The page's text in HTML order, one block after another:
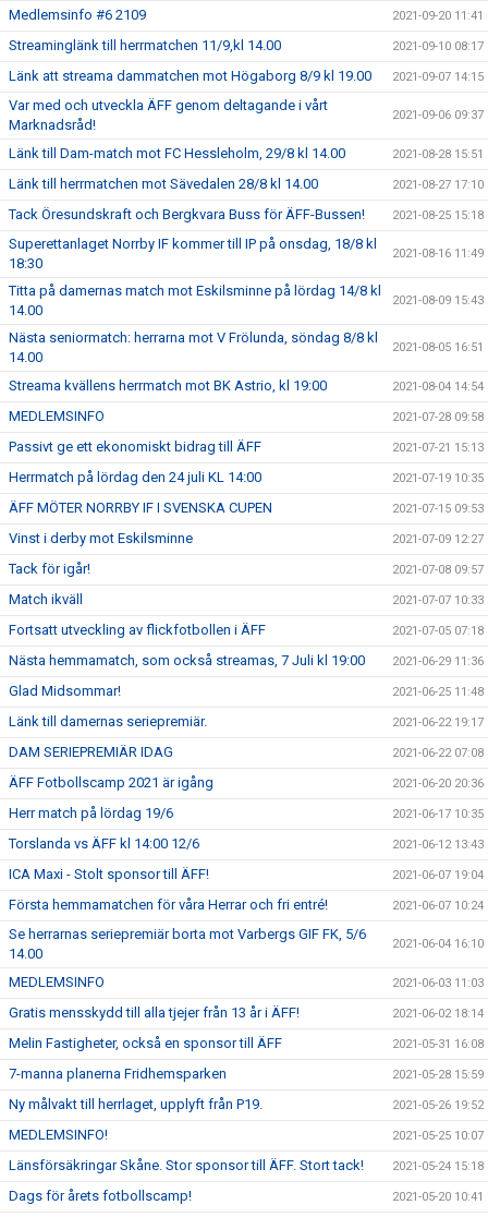
Medlemsinfo #6 2109 2021-09-20 11:41
Streaminglänk till herrmatchen 11/9,kl 14.00 2021-09-10 08:17
Länk att streama dammatchen mot Högaborg 8/9 kl 19.00 2021-09-07 14:15
Var med och utveckla ÄFF genom deltagande i vårt
Marknadsråd!
2021-09-06 09:37
Länk till Dam-match mot FC Hessleholm, 29/8 kl 14.00 2021-08-28 15:51
Länk till herrmatchen mot Sävedalen 28/8 kl 14.00 2021-08-27 17:10
Tack Öresundskraft och Bergkvara Buss för ÄFF-Bussen! 2021-08-25 15:18
Superettanlaget Norrby IF kommer till IP på onsdag, 18/8 kl
18:30
2021-08-16 11:49
Titta på damernas match mot Eskilsminne på lördag 14/8 kl
14.00
2021-08-09 15:43
Nästa seniormatch: herrarna mot V Frölunda, söndag 8/8 kl
14.00
2021-08-05 16:51
Streama kvällens herrmatch mot BK Astrio, kl 19:00 2021-08-04 14:54
MEDLEMSINFO 2021-07-28 09:58
Passivt ge ett ekonomiskt bidrag till ÄFF 2021-07-21 15:13
Herrmatch på lördag den 24 juli KL 14:00 2021-07-19 10:35
ÄFF MÖTER NORRBY IF I SVENSKA CUPEN 2021-07-15 09:53
Vinst i derby mot Eskilsminne 2021-07-09 12:27
Tack för igår! 2021-07-08 09:57
Match ikväll 2021-07-07 10:33
Fortsatt utveckling av flickfotbollen i ÄFF 2021-07-05 07:18
Nästa hemmamatch, som också streamas, 7 Juli kl 19:00 2021-06-29 11:36
Glad Midsommar! 2021-06-25 11:48
Länk till damernas seriepremiär. 2021-06-22 19:17
DAM SERIEPREMIÄR IDAG 2021-06-22 07:08
ÄFF Fotbollscamp 2021 är igång 2021-06-20 20:36
Herr match på lördag 19/6 2021-06-17 10:35
Torslanda vs ÄFF kl 14:00 12/6 2021-06-12 13:43
ICA Maxi - Stolt sponsor till ÄFF! 2021-06-07 19:04
Första hemmamatchen för våra Herrar och fri entré! 2021-06-07 10:24
Se herrarnas seriepremiär borta mot Varbergs GIF FK, 5/6
14.00
2021-06-04 16:10
MEDLEMSINFO 2021-06-03 11:03
Gratis mensskydd till alla tjejer från 13 år i ÄFF! 2021-06-02 18:14
Melin Fastigheter, också en sponsor till ÄFF 2021-05-31 16:08
7-manna planerna Fridhemsparken 2021-05-28 15:59
Ny målvakt till herrlaget, upplyft från P19. 2021-05-26 19:52
MEDLEMSINFO! 2021-05-25 10:07
Länsförsäkringar Skåne. Stor sponsor till ÄFF. Stort tack! 2021-05-24 15:18
Dags för årets fotbollscamp! 2021-05-20 10:41